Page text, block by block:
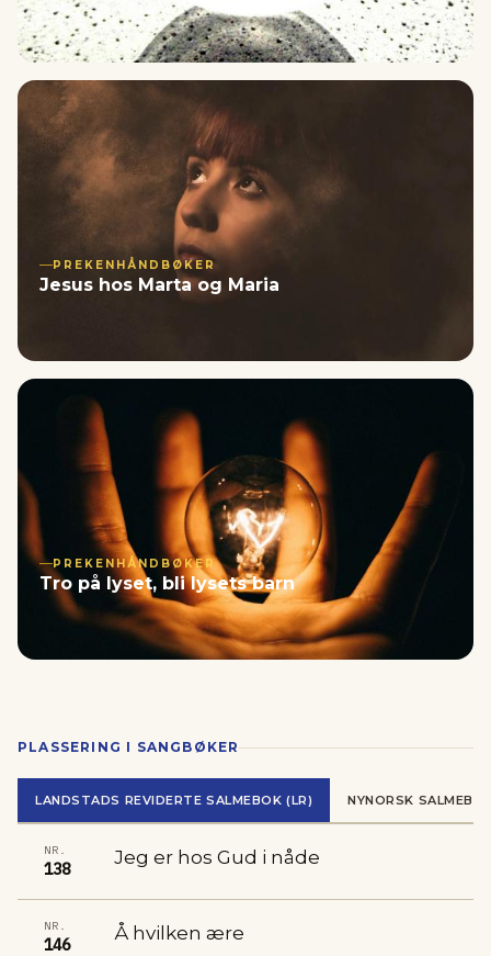
PREKENHÅNDBØKER
Jesus hos Marta og Maria
PREKENHÅNDBØKER
Tro på lyset, bli lysets barn
PLASSERING I SANGBØKER
LANDSTADS REVIDERTE SALMEBOK (LR) NYNORSK
NR.
138
Jeg er hos Gud i nåde
NR.
146
Å hvilken ære